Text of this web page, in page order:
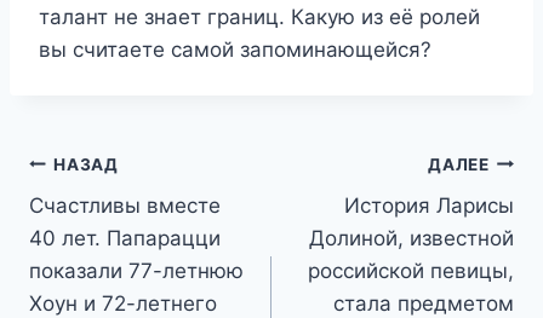
талант не знает границ. Какую из её ролей
вы считаете самой запоминающейся?
Навигация
по
записям
НАЗАД
Счастливы вместе
40 лет. Папарацци
показали 77-летнюю
Хоун и 72-летнего
ДАЛЕЕ
История Ларисы
Долиной, известной
российской певицы,
стала предметом